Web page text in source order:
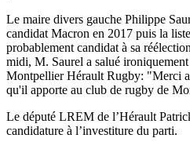
Le maire divers gauche Philippe
candidat Macron en 2017 puis la
probablement candidat à sa
midi, M. Saurel a salué
Montpellier Hérault Rugby: "Merci
qu'il apporte au club de rugby de
Le député LREM de l’Hérault
candidature à l’investiture du parti.